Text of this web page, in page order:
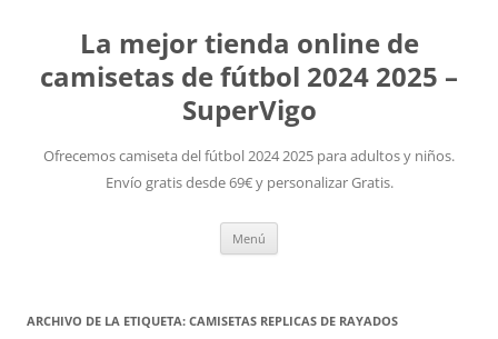
La mejor tienda online de
camisetas de fútbol 2024 2025 –
SuperVigo
Ofrecemos camiseta del fútbol 2024 2025 para adultos y niños.
Envío gratis desde 69€ y personalizar Gratis.
Menú
ARCHIVO DE LA ETIQUETA: CAMISETAS REPLICAS DE RAYADOS